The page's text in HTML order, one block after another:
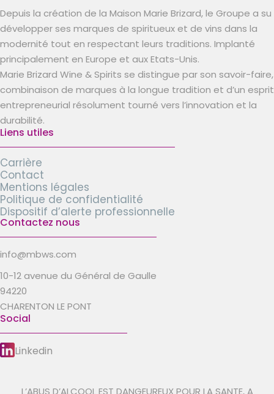
Depuis la création de la Maison Marie Brizard, le Groupe a su
développer ses marques de spiritueux et de vins dans la
modernité tout en respectant leurs traditions. Implanté
principalement en Europe et aux Etats-Unis.
Marie Brizard Wine & Spirits se distingue par son savoir-faire,
combinaison de marques à la longue tradition et d’un esprit
entrepreneurial résolument tourné vers l’innovation et la
durabilité.
Liens utiles
Carrière
Contact
Mentions légales
Politique de confidentialité
Dispositif d’alerte professionnelle
Contactez nous
info@mbws.com
10-12 avenue du Général de Gaulle
94220
CHARENTON LE PONT
Social
Linkedin
L’ABUS D’ALCOOL EST DANGEUREUX POUR LA SANTE, A